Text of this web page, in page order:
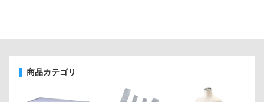
商品カテゴリ